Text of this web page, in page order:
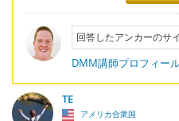
回答したアンカーのサ
DMM講師プロフィー
TE
アメリカ合衆国